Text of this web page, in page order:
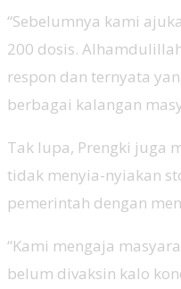
“Sebelumnya kami
200 dosis.
respon dan ternyata
berbagai kalangan
Tak lupa, Prengki juga
tidak menyia-nyiakan
pemerintah dengan
“Kami mengaja
belum divaksin kalo